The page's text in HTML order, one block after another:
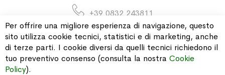
+39 0832 243811
INFORMAZIONI
Per offrire una migliore esperienza di navigazione, questo
sito utilizza cookie tecnici, statistici e di marketing, anche
di terze parti. I cookie diversi da quelli tecnici richiedono il
tuo preventivo consenso (consulta la nostra Cookie
Policy).